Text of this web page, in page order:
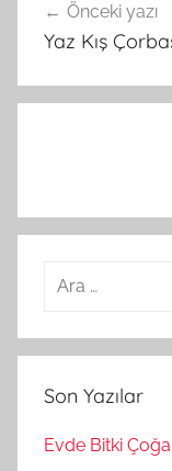
Yazı
gezinmesi
Önceki yazı
Yaz Kış
a
a
Son Yazılar
Evde Bitki